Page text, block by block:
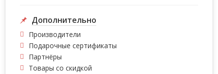
Дополнительно
Производители
Подарочные сертификаты
Партнёры
Товары со скидкой